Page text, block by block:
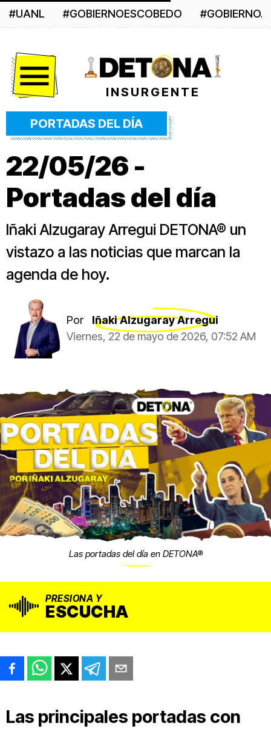
#UANL #GOBIERNOESCOBEDO
INSURGENTE
PORTADAS DEL DÍA
22/05/26 -
Portadas del día
Iñaki Alzugaray Arregui DETONA® un
vistazo a las noticias que marcan la
agenda de hoy.
Por
Iñaki Alzugaray Arregui
Viernes, 22 de mayo de 2026, 07:52 AM
Las portadas del día en DETONA®
PRESIONA Y
ESCUCHA
Las principales portadas con